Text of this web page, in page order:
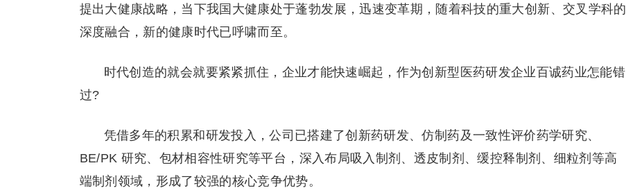
提出大健康战略，当下我国大健康处于蓬勃发展，迅速变革期，随着科技的重大创新、交叉学科的
深度融合，新的健康时代已呼啸而至。
时代创造的就会就要紧紧抓住，企业才能快速崛起，作为创新型医药研发企业百诚药业怎能错
过?
凭借多年的积累和研发投入，公司已搭建了创新药研发、仿制药及一致性评价药学研究、
BE/PK 研究、包材相容性研究等平台，深入布局吸入制剂、透皮制剂、缓控释制剂、细粒剂等高
端制剂领域，形成了较强的核心竞争优势。